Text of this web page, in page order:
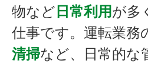
物など 日常利用が多
仕事です。運転業務
清掃など、日常的な